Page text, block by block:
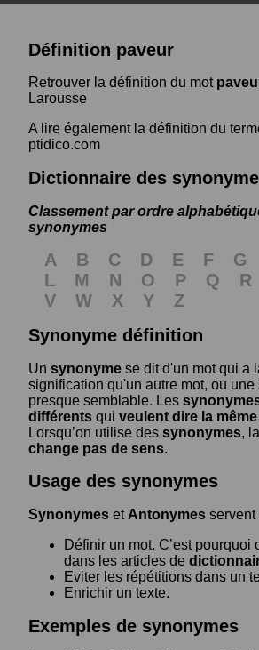
Définition paveur
Retrouver la définition du mot
Larousse
A lire également la définition du
ptidico.com
Dictionnaire des
Classement par ordre
synonymes
A B C D E F G
L
M N O P Q R
V
W X Y
Z
Synonyme définition
Un synonyme se dit d'un mot qui a
signification qu'un autre mot, ou une
presque semblable. Les
différents qui veulent dire la
Lorsqu’on utilise des synonymes,
change pas de sens.
Usage des synonymes
Synonymes et Antonymes servent
Définir un mot. C’est pourquoi
dans les articles de
Eviter les répétitions dans un
Enrichir un texte.
Exemples de synonymes